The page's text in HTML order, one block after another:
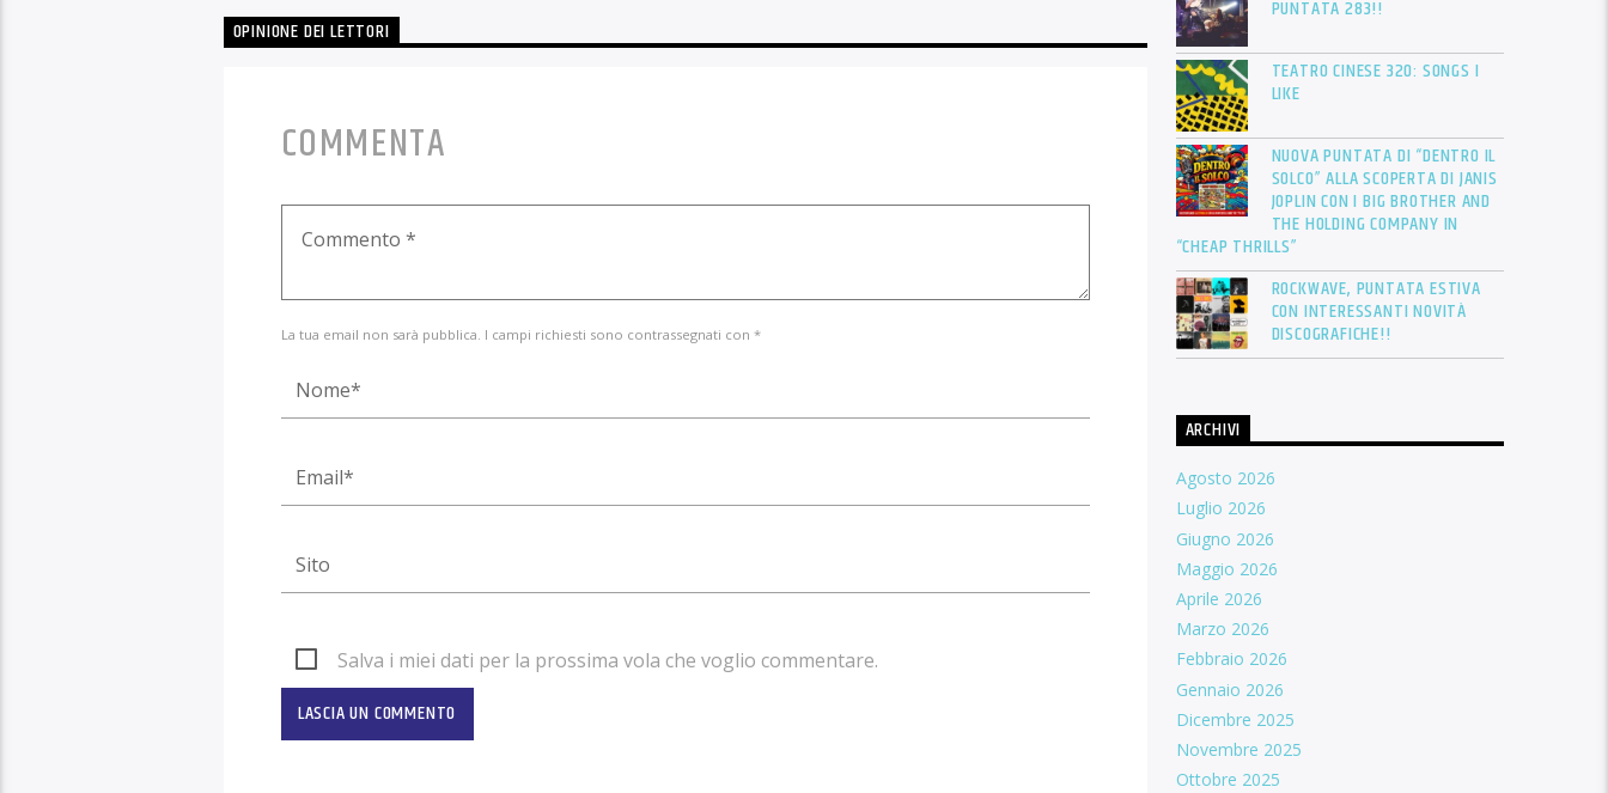
OPINIONE DEI LETTORI
COMMENTA
La tua email non sarà pubblica. I campi richiesti sono contrassegnati con *
Salva i miei dati per la prossima vola che voglio commentare.
PUNTATA 283!!
TEATRO CINESE 320: SONGS I
LIKE
NUOVA PUNTATA DI “DENTRO IL
SOLCO” ALLA SCOPERTA DI JANIS
JOPLIN CON I BIG BROTHER AND
THE HOLDING COMPANY IN
“CHEAP THRILLS”
ROCKWAVE, PUNTATA ESTIVA
CON INTERESSANTI NOVITÀ
DISCOGRAFICHE!!
ARCHIVI
Agosto 2026
Luglio 2026
Giugno 2026
Maggio 2026
Aprile 2026
Marzo 2026
Febbraio 2026
Gennaio 2026
Dicembre 2025
Novembre 2025
Ottobre 2025